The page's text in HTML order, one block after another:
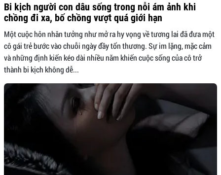
Bi kịch người con dâu sống trong nỗi ám ảnh khi
chồng đi xa, bố chồng vượt quá giới hạn
Một cuộc hôn nhân tưởng như mở ra hy vọng về tương lai đã đưa một
cô gái trẻ bước vào chuỗi ngày đầy tổn thương. Sự im lặng, mặc cảm
và những định kiến kéo dài nhiều năm khiến cuộc sống của cô trở
thành bi kịch không dễ...